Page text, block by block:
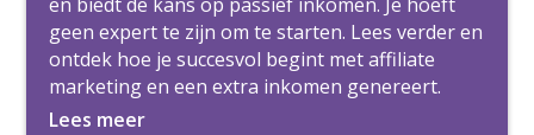
geen expert te zijn om te starten. Lees verder en
ontdek hoe je succesvol begint met affiliate
marketing en een extra inkomen genereert.
Lees meer